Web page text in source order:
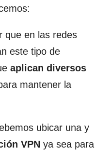
que en las redes
este tipo de
aplican diversos
mantener la
ubicar una y
VPN ya sea para